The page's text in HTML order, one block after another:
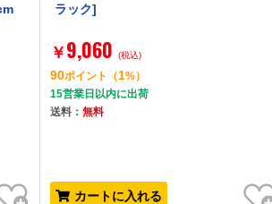
お気に入り
ラック]
￥ 9,060 (税込)
90ポイント （1%）
15営業日以内に出荷
送料： 無料
カートに入れる
お気に入り